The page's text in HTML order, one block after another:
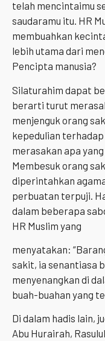
telah mencintaimu
saudaramu itu. HR
membuahkan
lebih utama dari
Pencipta manusia?
Silaturahim dapat
berarti turut
menjenguk orang
kepedulian
merasakan apa
Membesuk orang
diperintahkan
perbuatan terpuji.
dalam beberapa
HR Muslim yang
menyatakan:
sakit, ia senantiasa
menyenangkan di
buah-buahan yang
Di dalam hadis lain,
Abu Hurairah,